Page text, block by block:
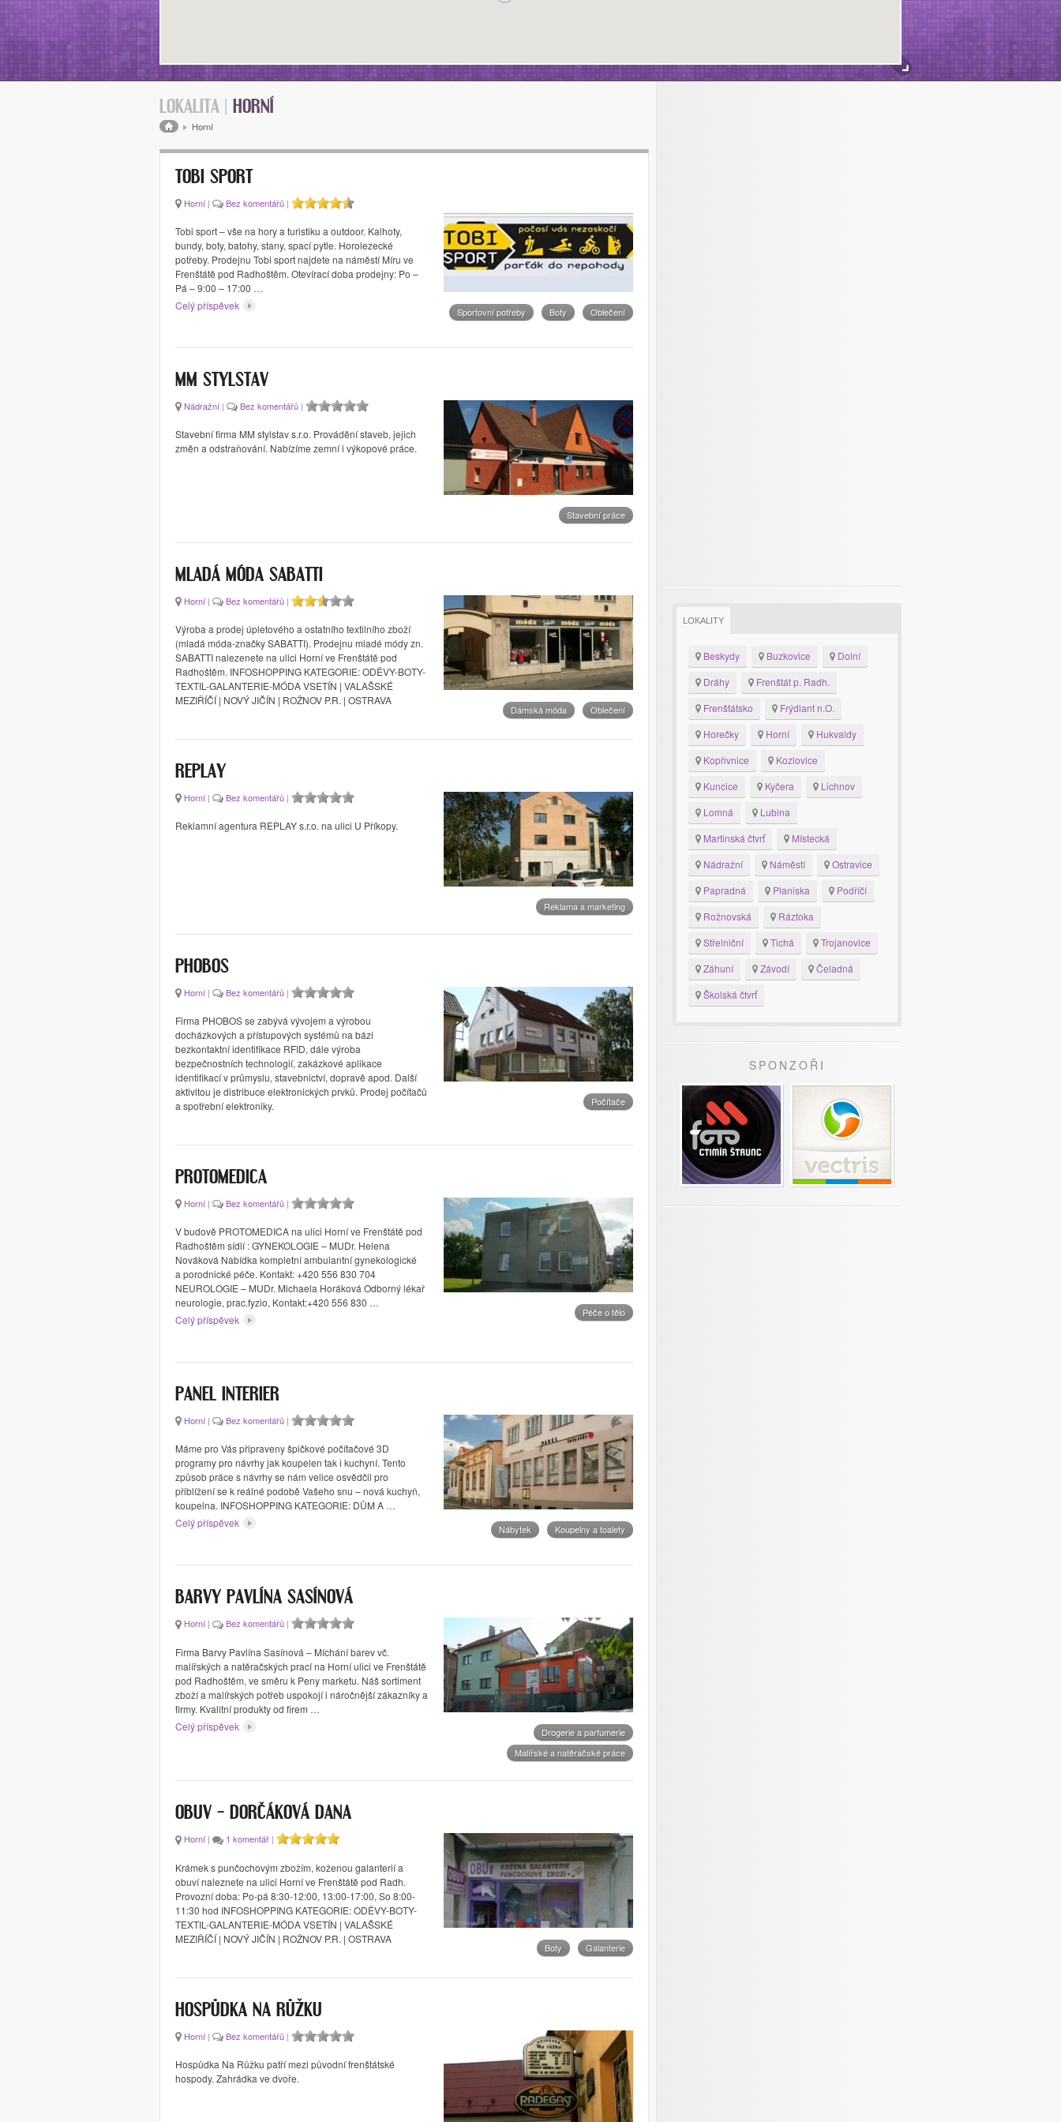
LOKALITA | HORNÍ
Drobečková navigace
Horní
TOBI SPORT
Sportovní potřeby Boty Oblečení
Horní | Bez komentářů |
Tobi sport – vše na hory a turistiku a outdoor. Kalhoty,
bundy, boty, batohy, stany, spací pytle. Horolezecké
potřeby. Prodejnu Tobi sport najdete na náměstí Míru ve
Frenštátě pod Radhoštěm. Otevírací doba prodejny: Po –
Pá – 9:00 – 17:00 …
Celý příspěvek
MM STYLSTAV
Stavební práce
Nádražní | Bez komentářů |
Stavební firma MM stylstav s.r.o. Provádění staveb, jejich
změn a odstraňování. Nabízíme zemní i výkopové práce.
MLADÁ MÓDA SABATTI
Dámská móda Oblečení
Horní | Bez komentářů |
Výroba a prodej úpletového a ostatního textilního zboží
(mladá móda-značky SABATTI). Prodejnu mladé módy zn.
SABATTI nalezenete na ulici Horní ve Frenštátě pod
Radhoštěm. INFOSHOPPING KATEGORIE: ODĚVY-BOTY-
TEXTIL-GALANTERIE-MÓDA VSETÍN | VALAŠSKÉ
MEZIŘÍČÍ | NOVÝ JIČÍN | ROŽNOV P.R. | OSTRAVA
REPLAY
Reklama a marketing
Horní | Bez komentářů |
Reklamní agentura REPLAY s.r.o. na ulici U Příkopy.
PHOBOS
Počítače
Horní | Bez komentářů |
Firma PHOBOS se zabývá vývojem a výrobou
docházkových a přístupových systémů na bázi
bezkontaktní identifikace RFID, dále výroba
bezpečnostních technologií, zakázkové aplikace
identifikací v průmyslu, stavebnictví, dopravě apod. Další
aktivitou je distribuce elektronických prvků. Prodej počítačů
a spotřební elektroniky.
PROTOMEDICA
Péče o tělo
Horní | Bez komentářů |
V budově PROTOMEDICA na ulici Horní ve Frenštátě pod
Radhoštěm sídlí : GYNEKOLOGIE – MUDr. Helena
Nováková Nabídka kompletní ambulantní gynekologické
a porodnické péče. Kontakt: +420 556 830 704
NEUROLOGIE – MUDr. Michaela Horáková Odborný lékař
neurologie, prac.fyzio, Kontakt:+420 556 830 …
Celý příspěvek
PANEL INTERIER
Nábytek Koupelny a toalety
Horní | Bez komentářů |
Máme pro Vás připraveny špičkové počítačové 3D
programy pro návrhy jak koupelen tak i kuchyní. Tento
způsob práce s návrhy se nám velice osvědčil pro
přiblížení se k reálné podobě Vašeho snu – nová kuchyň,
koupelna. INFOSHOPPING KATEGORIE: DŮM A …
Celý příspěvek
BARVY PAVLÍNA SASÍNOVÁ
Drogerie a parfumerie
Malířské a natěračské práce
Horní | Bez komentářů |
Firma Barvy Pavlína Sasínová – Míchání barev vč.
malířských a natěračských prací na Horní ulici ve Frenštátě
pod Radhoštěm, ve směru k Peny marketu. Náš sortiment
zboží a malířských potřeb uspokojí i náročnější zákazníky a
firmy. Kvalitní produkty od firem …
Celý příspěvek
OBUV – DORČÁKOVÁ DANA
Boty Galanterie
Horní | 1 komentář |
Krámek s punčochovým zbožím, koženou galanterií a
obuví naleznete na ulici Horní ve Frenštátě pod Radh.
Provozní doba: Po-pá 8:30-12:00, 13:00-17:00, So 8:00-
11:30 hod INFOSHOPPING KATEGORIE: ODĚVY-BOTY-
TEXTIL-GALANTERIE-MÓDA VSETÍN | VALAŠSKÉ
MEZIŘÍČÍ | NOVÝ JIČÍN | ROŽNOV P.R. | OSTRAVA
HOSPŮDKA NA RŮŽKU
Horní | Bez komentářů |
Hospůdka Na Růžku patří mezi původní frenštátské
hospody. Zahrádka ve dvoře.
LOKALITY
Beskydy Buzkovice
Dolní
Dráhy
Frenštát p. Radh.
Frenštátsko
Frýdlant n.O.
Horečky
Horní
Hukvaldy
Kopřivnice
Kozlovice
Kuncice
Kyčera
Lichnov
Lomná
Lubina
Martinská čtvrť
Místecká
Nádražní
Náměstí
Ostravice
Papradná
Planiska
Podříčí
Rožnovská
Ráztoka
Střelniční
Tichá
Trojanovice
Záhuní
Závodí
Čeladná
Školská čtvrť
SPONZOŘI